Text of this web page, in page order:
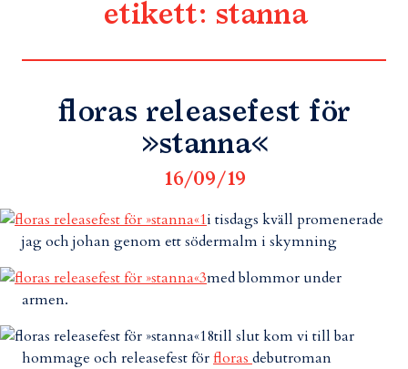
etikett: stanna
floras releasefest för
»stanna«
16/09/19
i tisdags kväll promenerade
jag och johan genom ett södermalm i skymning
med blommor under
armen.
till slut kom vi till bar
hommage och releasefest förfloras debutroman